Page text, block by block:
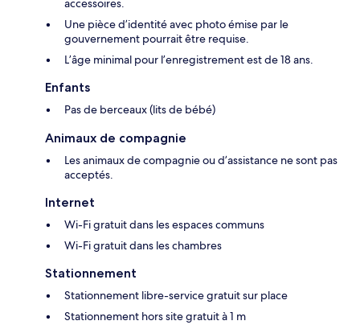
accessoires.
Une pièce d’identité avec photo émise par le
gouvernement pourrait être requise.
L’âge minimal pour l’enregistrement est de 18 ans.
Enfants
Pas de berceaux (lits de bébé)
Animaux de compagnie
Les animaux de compagnie ou d’assistance ne sont pas
acceptés.
Internet
Wi-Fi gratuit dans les espaces communs
Wi-Fi gratuit dans les chambres
Stationnement
Stationnement libre-service gratuit sur place
Stationnement hors site gratuit à 1 m